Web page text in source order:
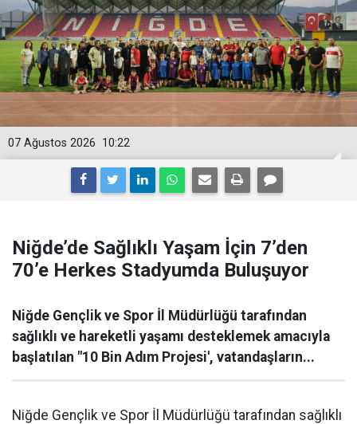
10:22
07 Ağustos 2026
Niğde’de Sağlıklı Yaşam İçin 7’den
70’e Herkes Stadyumda Buluşuyor
Niğde Gençlik ve Spor İl Müdürlüğü tarafından
sağlıklı ve hareketli yaşamı desteklemek amacıyla
başlatılan "10 Bin Adım Projesi', vatandaşların...
Niğde Gençlik ve Spor İl Müdürlüğü tarafından sağlıklı